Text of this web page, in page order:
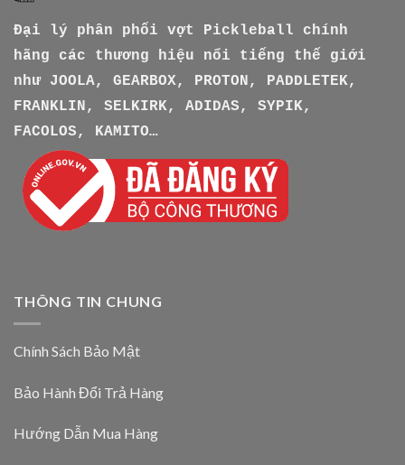
Đại lý phân phối vợt Pickleball chính
hãng các thương hiệu nổi tiếng thế giới
như
JOOLA, GEARBOX, PROTON, PADDLETEK,
FRANKLIN, SELKIRK, ADIDAS, SYPIK,
FACOLOS, KAMITO…
THÔNG TIN CHUNG
Chính Sách Bảo Mật
Bảo Hành Đổi Trả Hàng
Hướng Dẫn Mua Hàng